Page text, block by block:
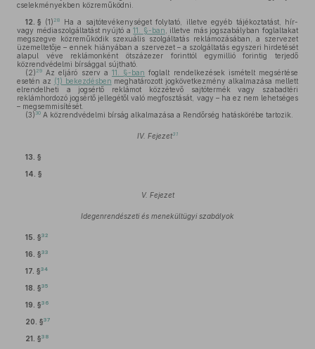
cselekményekben közreműködni.
12. § (1) 28
Ha a sajtótevékenységet folytató, illetve egyéb tájékoztatást, hír-
vagy médiaszolgáltatást nyújtó a11. §-ban , illetve más jogszabályban foglaltakat
megszegve közreműködik szexuális szolgáltatás reklámozásában, a szervezet
üzemeltetője – ennek hiányában a szervezet – a szolgáltatás egyszeri hirdetését
alapul véve reklámonként ötszázezer forinttól egymillió forintig terjedő
közrendvédelmi bírsággal sújtható.
(2) 29 Az eljáró szerv a 11. §-ban foglalt rendelkezések ismételt megsértése
esetén az (1) bekezdésben meghatározott jogkövetkezmény alkalmazása mellett
elrendelheti a jogsértő reklámot közzétevő sajtótermék vagy szabadtéri
reklámhordozó jogsértő jellegétől való megfosztását, vagy – ha ez nem lehetséges
– megsemmisítését.
(3) 30 A közrendvédelmi bírság alkalmazása a Rendőrség hatáskörébe tartozik.
IV. Fejezet31
13. §
14. §
V. Fejezet
Idegenrendészeti és menekültügyi szabályok
15. §32
16. §33
17. §34
18. §35
19. §36
20. §37
21. §38